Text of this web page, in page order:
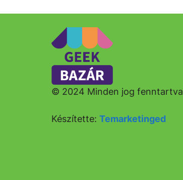
© 2024 Minden jog fenntartva
Készítette: Temarketinged